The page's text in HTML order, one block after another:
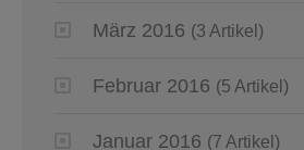
März 2016 (3 Artikel)
Februar 2016 (5 Artikel)
Januar 2016 (7 Artikel)